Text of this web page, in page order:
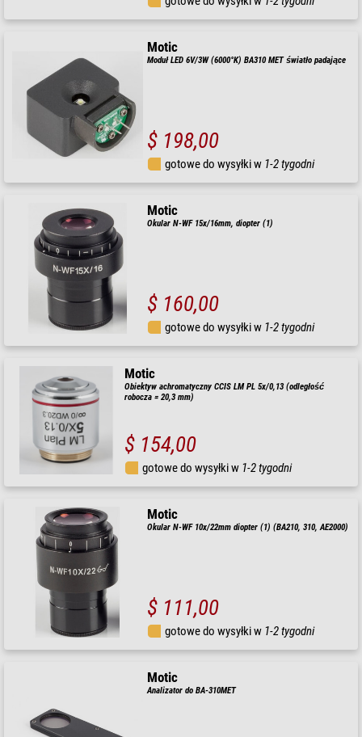
Motic
Moduł LED 6V/3W (6000°K) BA310 MET światło padające
$ 198,00
gotowe do wysyłki w 1-2 tygodni
Motic
Okular N-WF 15x/16mm, diopter (1)
$ 160,00
gotowe do wysyłki w 1-2 tygodni
Motic
Obiektyw achromatyczny CCIS LM PL 5x/0,13 (odległość
robocza = 20,3 mm)
$ 154,00
gotowe do wysyłki w 1-2 tygodni
Motic
Okular N-WF 10x/22mm diopter (1) (BA210, 310, AE2000)
$ 111,00
gotowe do wysyłki w 1-2 tygodni
Motic
Analizator do BA-310MET